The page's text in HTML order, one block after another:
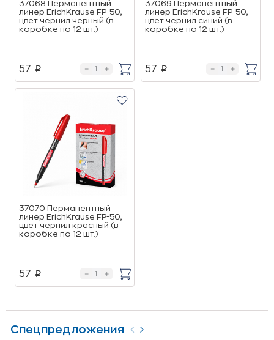
37068 Перманентный
линер ErichKrause FP-50,
цвет чернил черный (в
коробке по 12 шт.)
57 p
37069 Перманентный
линер ErichKrause FP-50,
цвет чернил синий (в
коробке по 12 шт.)
57 p
37070 Перманентный
линер ErichKrause FP-50,
цвет чернил красный (в
коробке по 12 шт.)
57 p
Спецпредложения